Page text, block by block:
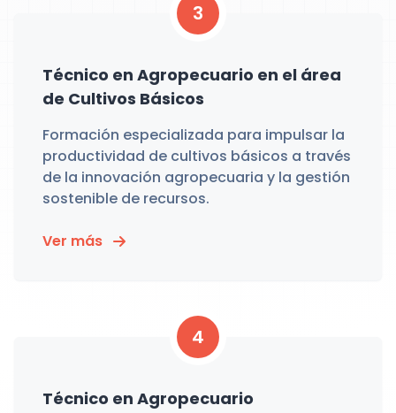
3
Técnico en Agropecuario en el área
de Cultivos Básicos
Formación especializada para impulsar la
productividad de cultivos básicos a través
de la innovación agropecuaria y la gestión
sostenible de recursos.
Ver más
4
Técnico en Agropecuario